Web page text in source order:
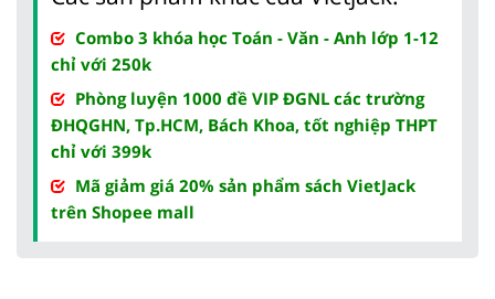
Combo 3 khóa học Toán - Văn - Anh lớp 1-12
chỉ với 250k
Phòng luyện 1000 đề VIP ĐGNL các trường
ĐHQGHN, Tp.HCM, Bách Khoa, tốt nghiệp THPT
chỉ với 399k
Mã giảm giá 20% sản phẩm sách VietJack
trên Shopee mall